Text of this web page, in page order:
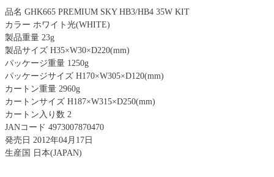
品名 GHK665 PREMIUM SKY HB3/HB4 35W KIT
カラー ホワイト光(WHITE)
製品重量 23g
製品サイズ H35×W30×D220(mm)
パッケージ重量 1250g
パッケージサイズ H170×W305×D120(mm)
カートン重量 2960g
カートンサイズ H187×W315×D250(mm)
カートン入り数 2
JANコード 4973007870470
発売日 2012年04月17日
生産国 日本(JAPAN)